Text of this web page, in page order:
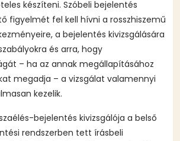
készíteni. Szóbeli bejelentés
figyelmét fel kell hívni a rosszhiszemű
a bejelentés kivizsgálására
és arra, hogy
– ha az annak megállapításához
megadja – a vizsgálat valamennyi
kezelik.
bejelentés kivizsgálója a belső
rendszerben tett írásbeli